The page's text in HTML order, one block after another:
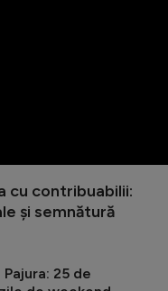
cu contribuabilii:
și semnătură
25 de